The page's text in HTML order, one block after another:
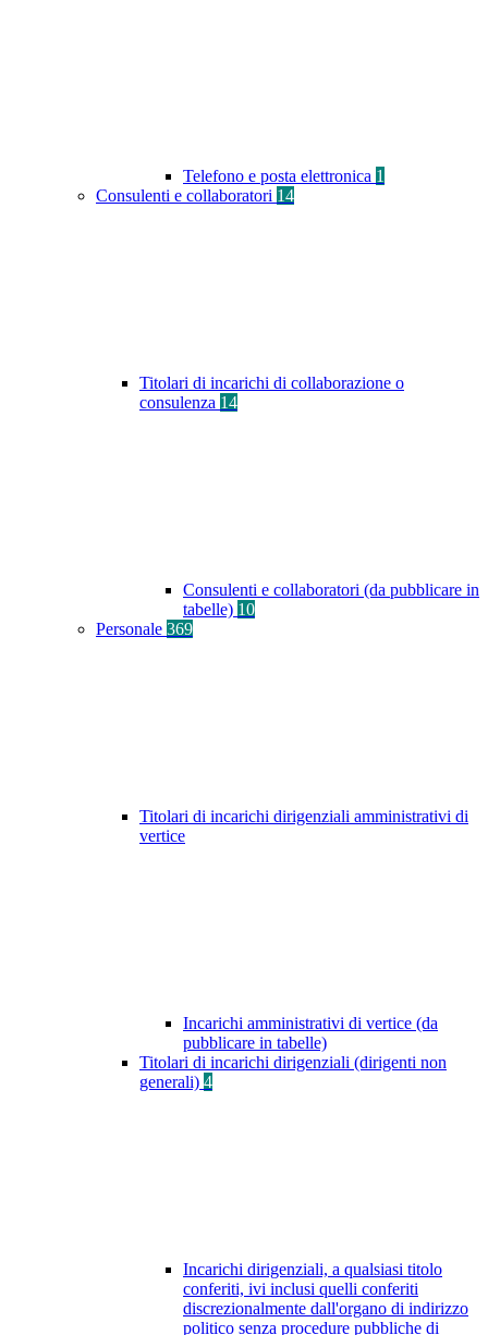
Telefono e posta elettronica 1
Consulenti e collaboratori 14
Titolari di incarichi di collaborazione o
consulenza 14
Consulenti e collaboratori (da pubblicare in
tabelle) 10
Personale 369
Titolari di incarichi dirigenziali amministrativi di
vertice
Incarichi amministrativi di vertice (da
pubblicare in tabelle)
Titolari di incarichi dirigenziali (dirigenti non
generali) 4
Incarichi dirigenziali, a qualsiasi titolo
conferiti, ivi inclusi quelli conferiti
discrezionalmente dall'organo di indirizzo
politico senza procedure pubbliche di